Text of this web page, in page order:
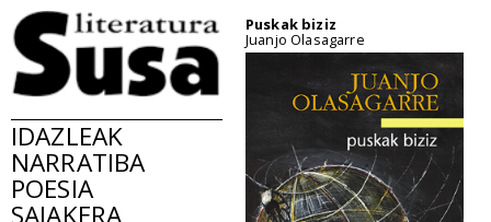
IDAZLEAK
NARRATIBA
POESIA
SAIAKERA
Puskak biziz
Juanjo Olasagarre